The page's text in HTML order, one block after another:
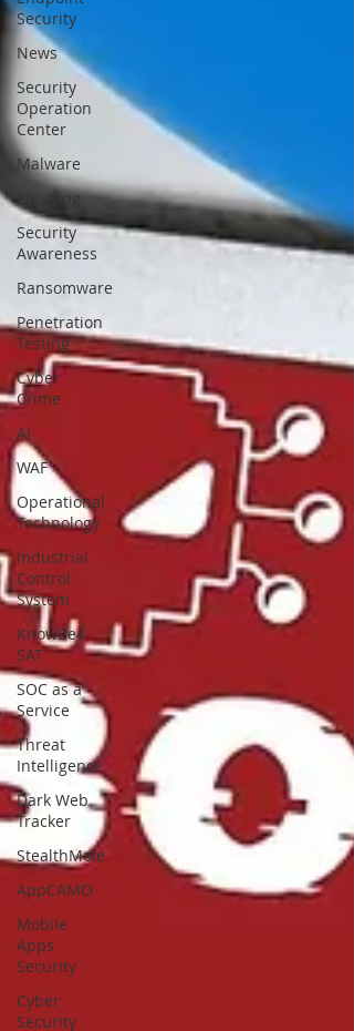
Security
News
Security
Operation
Center
Malware
Phishing
Security
Awareness
Ransomware
Penetration
Testing
Cyber
Crime
AI
WAF
Operational
Technology
Industrial
Control
System
KnowBe4
SAT
SOC as a
Service
Threat
Intelligence
Dark Web
Tracker
StealthMole
AppCAMO
Mobile
Apps
Security
Cyber
Security